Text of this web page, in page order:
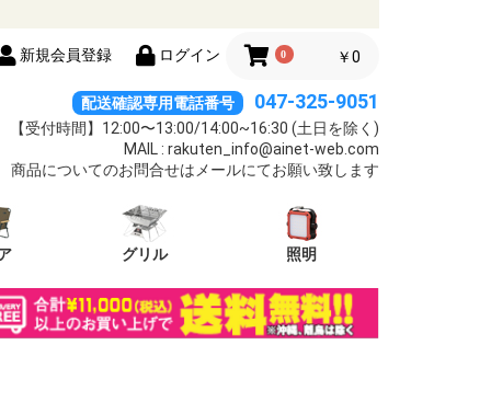
0 ￥0
新規会員登録 ログイン
配送確認専用電話番号 047-325-9051
【受付時間】12:00〜13:00/14:00~16:30 (土日を除く)
MAIL : rakuten_info@ainet-web.com
商品についてのお問合せはメールにてお願い致します
グリル 照明